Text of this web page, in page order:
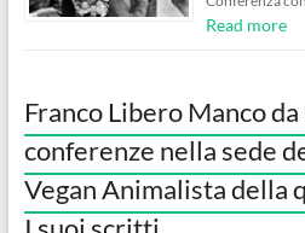
Read more
Franco Libero Manco
conferenze nella sede
Vegan Animalista della